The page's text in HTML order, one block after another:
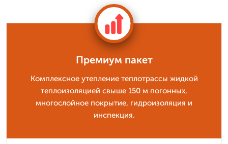
Премиум пакет
Комплексное утепление теплотрассы жидкой
теплоизоляцией свыше 150 м погонных,
многослойное покрытие, гидроизоляция и
инспекция.